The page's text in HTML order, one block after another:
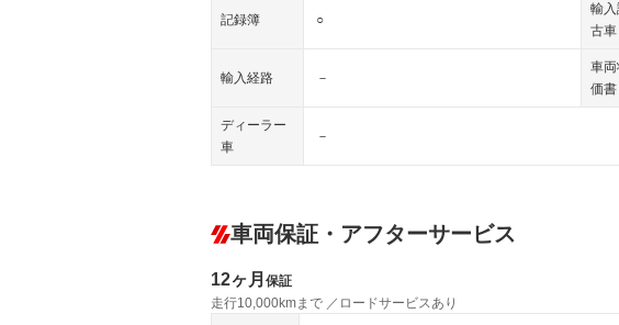
記録簿 ○
輸入
古車
輸入経路 －
車
価書
ディーラー
車
－
車両保証・アフターサービス
12ヶ月 保証
走行10,000kmまで ／ロードサービスあり